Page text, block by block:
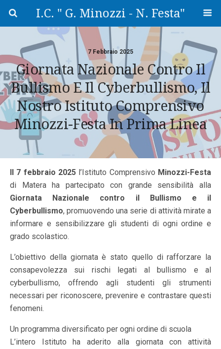
I.C. " G. Minozzi - N. Festa"
7 Febbraio 2025
Giornata Nazionale Contro Il
Bullismo E Il Cyberbullismo, Il
Nostro Istituto Comprensivo
Minozzi-Festa In Prima Linea
Il 7 febbraio 2025 l’Istituto Comprensivo Minozzi-Festa
di Matera ha partecipato con grande sensibilità alla
Giornata Nazionale contro il Bullismo e il
Cyberbullismo, promuovendo una serie di attività mirate a
informare e sensibilizzare gli studenti di ogni ordine e
grado scolastico.
L’obiettivo della giornata è stato quello di rafforzare la
consapevolezza sui rischi legati al bullismo e al
cyberbullismo, offrendo agli studenti gli strumenti
necessari per riconoscere, prevenire e contrastare questi
fenomeni.
Un programma diversificato per ogni ordine di scuola
L’intero Istituto ha aderito alla giornata con attività